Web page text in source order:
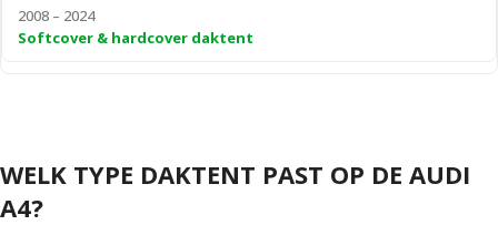
2008 – 2024
Softcover & hardcover daktent
WELK TYPE DAKTENT PAST OP DE AUDI
A4?